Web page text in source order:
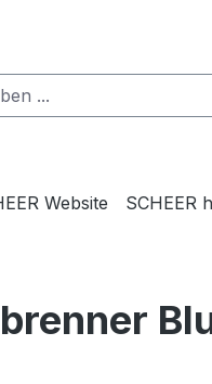
Website SCHEER